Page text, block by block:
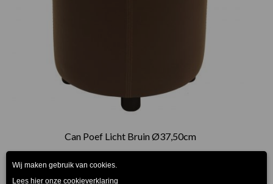
Can Poef Licht Bruin Ø37,50cm
€ 45.00